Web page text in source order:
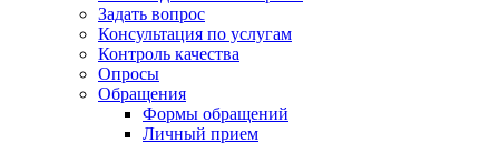
Задать вопрос
Консультация по услугам
Контроль качества
Опросы
Обращения
Формы обращений
Личный прием